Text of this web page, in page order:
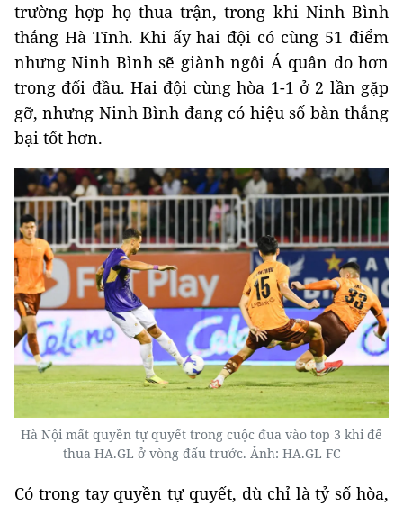
trường hợp họ thua trận, trong khi Ninh Bình
thắng Hà Tĩnh. Khi ấy hai đội có cùng 51 điểm
nhưng Ninh Bình sẽ giành ngôi Á quân do hơn
trong đối đầu. Hai đội cùng hòa 1-1 ở 2 lần gặp
gỡ, nhưng Ninh Bình đang có hiệu số bàn thắng
bại tốt hơn.
Hà Nội mất quyền tự quyết trong cuộc đua vào top 3 khi để
thua HA.GL ở vòng đấu trước. Ảnh: HA.GL FC
Có trong tay quyền tự quyết, dù chỉ là tỷ số hòa,